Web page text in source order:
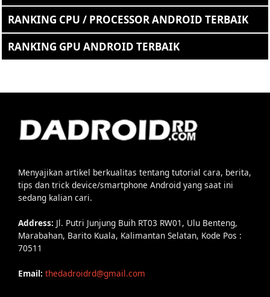
RANKING CPU / PROCESSOR ANDROID TERBAIK
RANKING GPU ANDROID TERBAIK
Menyajikan artikel berkualitas tentang tutorial cara, berita,
tips dan trick device/smartphone Android yang saat ini
sedang kalian cari.
Address: Jl. Putri Junjung Buih RT03 RW01, Ulu Benteng,
Marabahan, Barito Kuala, Kalimantan Selatan, Kode Pos :
70511
Email: thedadroidrd@gmail.com